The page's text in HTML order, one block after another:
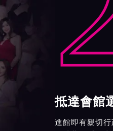
抵達會館
進館即有親切